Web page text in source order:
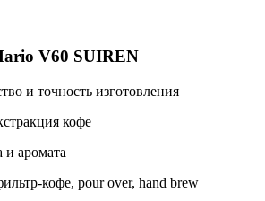
V60 SUIREN
и точность изготовления
кофе
и аромата
кофе, pour over, hand brew